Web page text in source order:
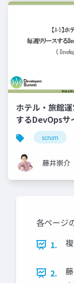
ホテル・旅館
するDevOpsサ
り
scrum
藤井崇介
各ページ
1.
2.